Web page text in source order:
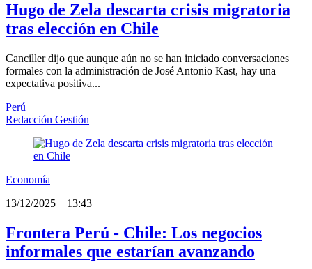
Hugo de Zela descarta crisis migratoria
tras elección en Chile
Canciller dijo que aunque aún no se han iniciado conversaciones
formales con la administración de José Antonio Kast, hay una
expectativa positiva...
Perú
Redacción Gestión
Economía
13/12/2025
13:43
Frontera Perú - Chile: Los negocios
informales que estarían avanzando